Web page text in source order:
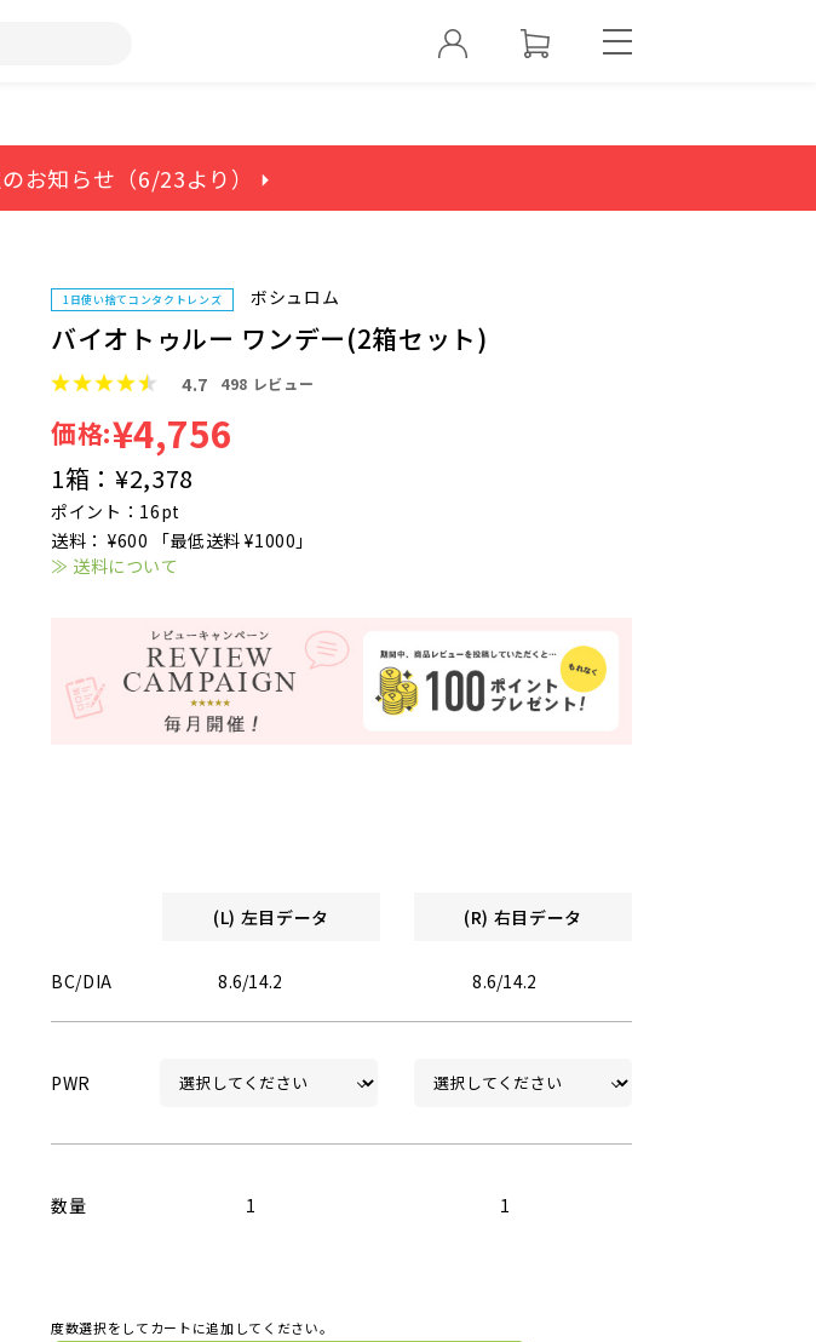
お知らせ（6/23より） ⏵
1日使い捨てコンタクトレンズ ボシュロム
バイオトゥルー ワンデー(2箱セット)
4.7 498 レビュー
価格:¥4,756
1箱： ¥2,378
ポイント：16pt
送料： ¥600 「最低送料 ¥1000」
≫ 送料について
(L) 左目データ (R) 右目データ
BC/DIA 8.6/14.2 8.6/14.2
PWR
数量 1 1
度数選択をしてカートに追加してください。